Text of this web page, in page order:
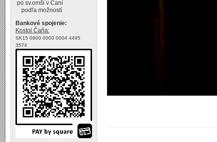
po sv.omši v Čani
podľa možností
Bankové spojenie:
Kostol Čaňa:
SK15 0900 0000 0004 4495
3574